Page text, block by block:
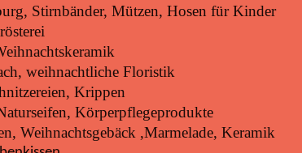
Stirnbänder, Mützen, Hosen für Kinder
weihnachtliche Floristik
Krippen
Körperpflegeprodukte
Weihnachtsgebäck ,Marmelade, Keramik